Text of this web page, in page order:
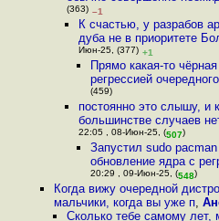
(363) –1
К счастью, у разрабов
дуба не в приоритете
Июн-25, (377) +1
Прямо какая-то
регрессией
(459)
постоянно это слышу, и
большинстве случаев
22:05 , 08-Июн-25, (507)
Запустил sudo
обновление ядра с
20:29 , 09-Июн-25, (548)
Когда вижу очередной
мальчики, когда вы уже п,
Сколько тебе самому лет,